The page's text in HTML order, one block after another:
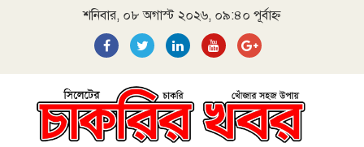
শনিবার, ০৮ অগাস্ট ২০২৬, ০৯:৪০ পূর্বাহ্ন